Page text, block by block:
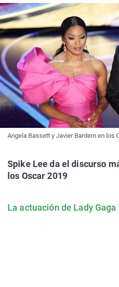
Angela Bassett y Javier Bardem en los
Spike Lee da el discurso
los Oscar 2019
La actuación de Lady